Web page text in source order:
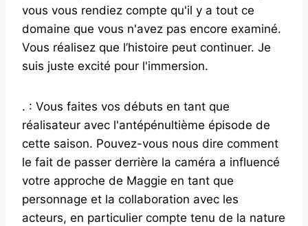
vous vous rendiez compte qu'il y a tout ce
domaine que vous n'avez pas encore examiné.
Vous réalisez que l’histoire peut continuer. Je
suis juste excité pour l'immersion.
. : Vous faites vos débuts en tant que
réalisateur avec l'antépénultième épisode de
cette saison. Pouvez-vous nous dire comment
le fait de passer derrière la caméra a influencé
votre approche de Maggie en tant que
personnage et la collaboration avec les
acteurs, en particulier compte tenu de la nature